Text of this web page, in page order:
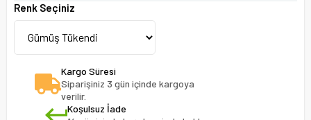
Renk Seçiniz
Kargo Süresi
Siparişiniz 3 gün içinde kargoya
verilir.
Koşulsuz İade